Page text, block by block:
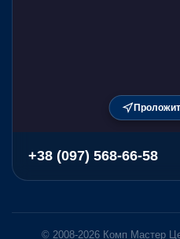
+38 (097) 568-66-58
© 2008-2026 Комп Мастер